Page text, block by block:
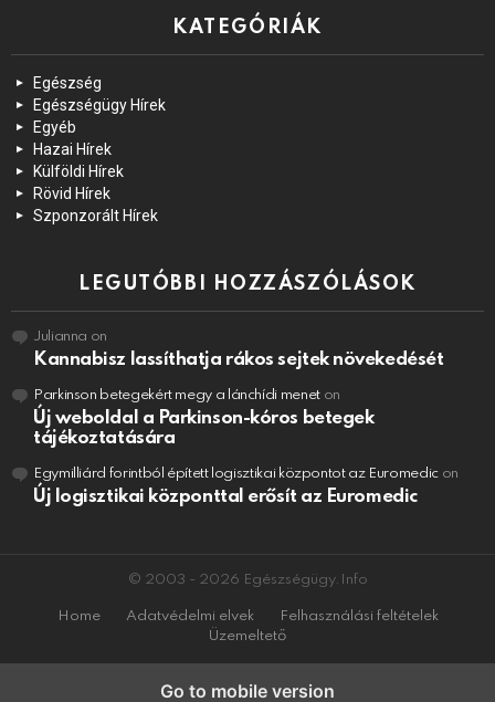
KATEGÓRIÁK
Egészség
Egészségügy Hírek
Egyéb
Hazai Hírek
Külföldi Hírek
Rövid Hírek
Szponzorált Hírek
LEGUTÓBBI HOZZÁSZÓLÁSOK
Julianna on
Kannabisz lassíthatja rákos sejtek növekedését
Parkinson betegekért megy a lánchídi meneton
Új weboldal a Parkinson-kóros betegek
tájékoztatására
Egymilliárd forintból épített logisztikai központot az Euromedicon
Új logisztikai központtal erősít az Euromedic
© 2003 - 2026 Egészségügy.Info
Home Adatvédelmi elvek
Felhasználási feltételek
Üzemeltető
Go to mobile version